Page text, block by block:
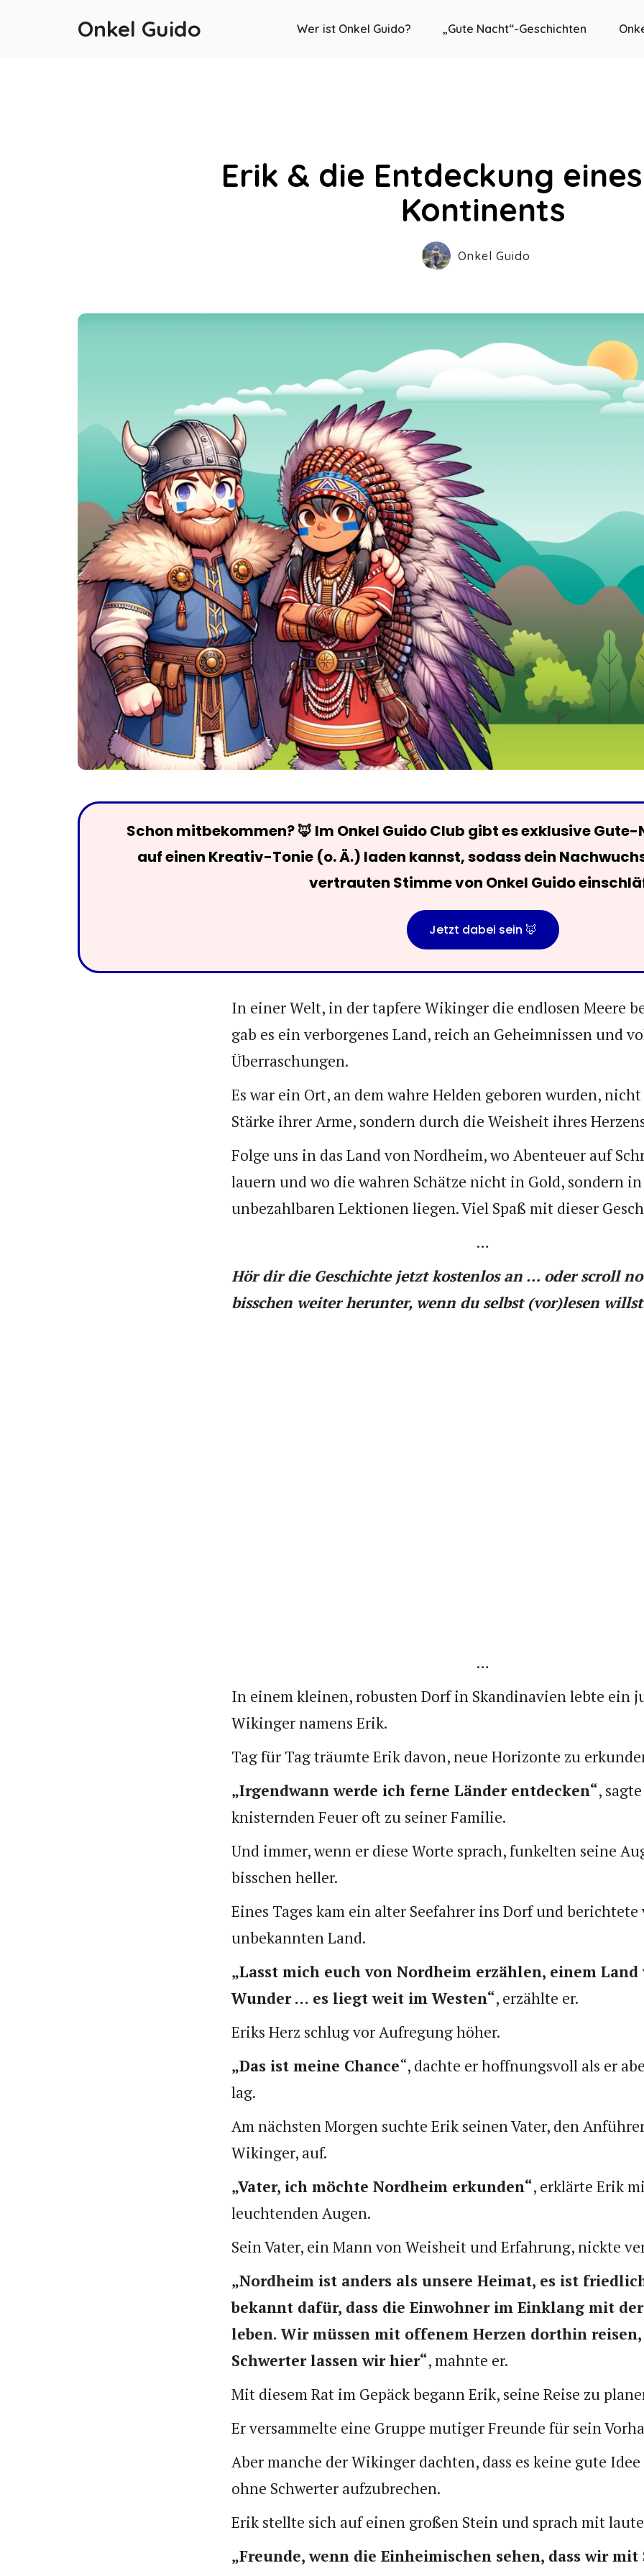
Onkel Guido Wer ist Onkel Guido? „Gute Nacht“-Geschichten
Erik & die Entdeckung
Kontinents
Onkel Guido
Schon mitbekommen? 🦊 Im Onkel Guido Club gibt es exklusive
auf einen Kreativ-Tonie (o. Ä.) laden kannst, sodass dein
vertrauten Stimme von Onkel Guido
Jetzt dabei sein 🦊
In einer Welt, in der tapfere Wikinger die endlosen Meere
gab es ein verborgenes Land, reich an Geheimnissen und
Überraschungen.
Es war ein Ort, an dem wahre Helden geboren wurden,
Stärke ihrer Arme, sondern durch die Weisheit ihres
Folge uns in das Land von Nordheim, wo Abenteuer auf
lauern und wo die wahren Schätze nicht in Gold, sondern in
unbezahlbaren Lektionen liegen. Viel Spaß mit dieser
…
Hör dir die Geschichte jetzt kostenlos an … oder scroll
bisschen weiter herunter, wenn du selbst (vor)lesen
…
In einem kleinen, robusten Dorf in Skandinavien lebte ein
Wikinger namens Erik.
Tag für Tag träumte Erik davon, neue Horizonte zu
„Irgendwann werde ich ferne Länder entdecken“,
knisternden Feuer oft zu seiner Familie.
Und immer, wenn er diese Worte sprach, funkelten seine
bisschen heller.
Eines Tages kam ein alter Seefahrer ins Dorf und
unbekannten Land.
„Lasst mich euch von Nordheim erzählen, einem
Wunder … es liegt weit im Westen“, erzählte er.
Eriks Herz schlug vor Aufregung höher.
„Das ist meine Chance“, dachte er hoffnungsvoll als er
lag.
Am nächsten Morgen suchte Erik seinen Vater, den
Wikinger, auf.
„Vater, ich möchte Nordheim erkunden“, erklärte Erik
leuchtenden Augen.
Sein Vater, ein Mann von Weisheit und Erfahrung, nickte
„Nordheim ist anders als unsere Heimat, es ist
bekannt dafür, dass die Einwohner im Einklang mit
leben. Wir müssen mit offenem Herzen dorthin
Schwerter lassen wir hier“, mahnte er.
Mit diesem Rat im Gepäck begann Erik, seine Reise zu
Er versammelte eine Gruppe mutiger Freunde für sein
Aber manche der Wikinger dachten, dass es keine gute Idee
ohne Schwerter aufzubrechen.
Erik stellte sich auf einen großen Stein und sprach mit
„Freunde, wenn die Einheimischen sehen, dass wir